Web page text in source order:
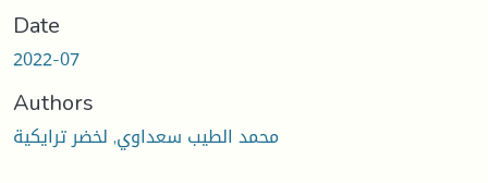
Date
2022-07
Authors
محمد الطيب سعداوي, لخضر ترايكية